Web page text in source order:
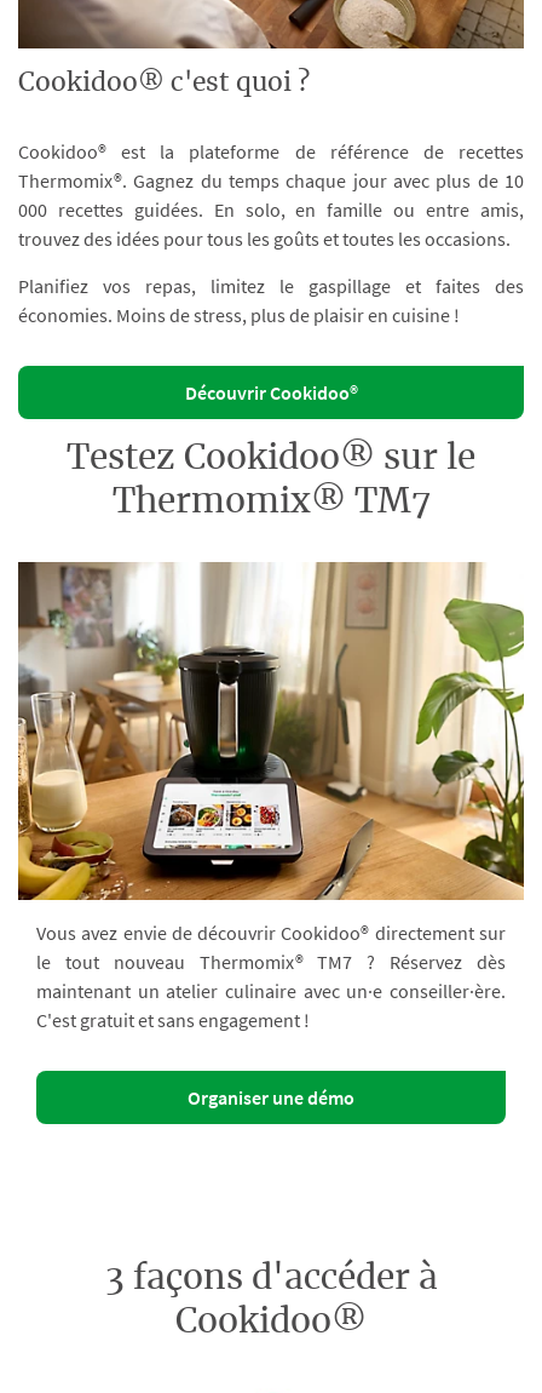
Cookidoo® c'est quoi ?
Cookidoo® est la plateforme de référence de recettes
Thermomix®. Gagnez du temps chaque jour avec plus de 10
000 recettes guidées. En solo, en famille ou entre amis,
trouvez des idées pour tous les goûts et toutes les occasions.
Planifiez vos repas, limitez le gaspillage et faites des
économies. Moins de stress, plus de plaisir en cuisine !
Découvrir Cookidoo®
Testez Cookidoo® sur le
Thermomix® TM7
Vous avez envie de découvrir Cookidoo® directement sur
le tout nouveau Thermomix® TM7 ? Réservez dès
maintenant un atelier culinaire avec un·e conseiller·ère.
C'est gratuit et sans engagement !
Organiser une démo
3 façons d'accéder à
Cookidoo®